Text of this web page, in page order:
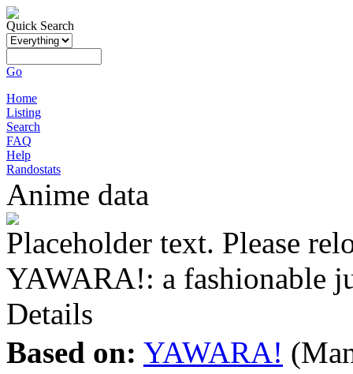
Quick Search
Go
Home
Listing
Search
FAQ
Help
Randostats
Anime data
Placeholder text. Please
YAWARA!: a fashionable
Details
Based on: YAWARA!